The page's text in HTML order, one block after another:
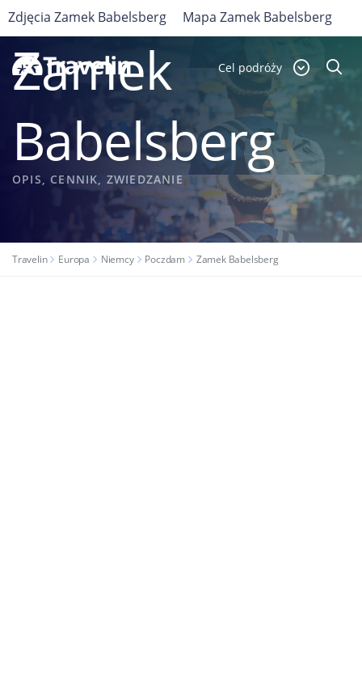
Cel podróży
NIEMCY
Zamek
Babelsberg
OPIS, CENNIK, ZWIEDZANIE
Travelin Europa Niemcy Poczdam Zamek Babelsberg
Zdjęcia Zamek Babelsberg Mapa Zamek Babelsberg